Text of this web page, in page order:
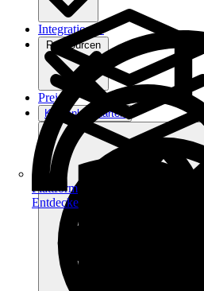
Plattform
Entdecke dein Potenzial auf filehub
Integrationen
Ressourcen
Preise
Kostenlos starten